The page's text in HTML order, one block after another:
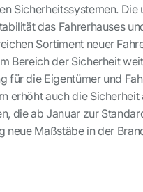
Sicherheitssystemen.
das Fahrerhauses
Sortiment neuer
Bereich der Sicherheit
für die Eigentümer und
erhöht auch die
die ab Januar zur
neue Maßstäbe in der